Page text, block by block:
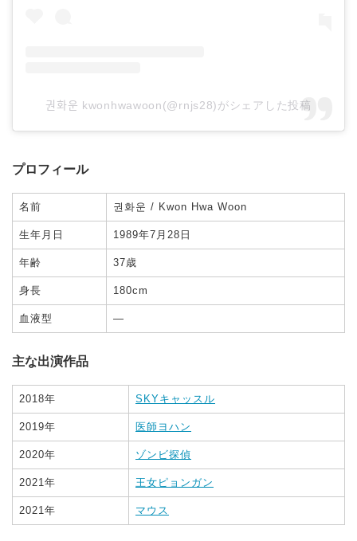
권화운 kwonhwawoon(@rnjs28)がシェアした投稿
プロフィール
名前 권화운 / Kwon Hwa Woon
生年月日 1989年7月28日
年齢 37歳
身長 180cm
血液型 —
主な出演作品
2018年 SKYキャッスル
2019年 医師ヨハン
2020年 ゾンビ探偵
2021年 王女ピョンガン
2021年 マウス